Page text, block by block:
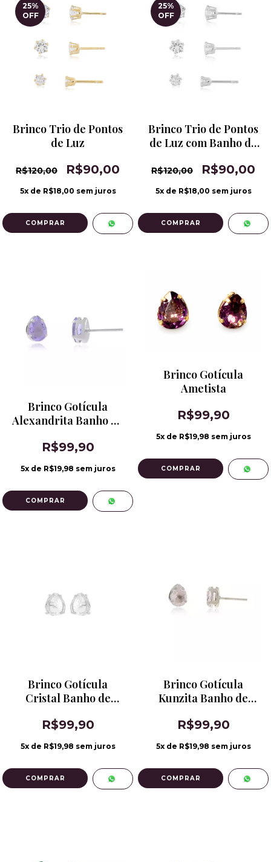
25%
OFF
Brinco Trio de Pontos
de Luz
R$120,00 R$90,00
5x de R$18,00 sem juros
25%
OFF
Brinco Trio de Pontos
de Luz com Banho de
R$120,00 R$90,00
5x de R$18,00 sem juros
Brinco Gotícula
Alexandrita Banho de
R$99,90
5x de R$19,98 sem juros
Brinco Gotícula
Ametista
R$99,90
5x de R$19,98 sem juros
Brinco Gotícula
Cristal Banho de
R$99,90
5x de R$19,98 sem juros
Brinco Gotícula
Kunzita Banho de
R$99,90
5x de R$19,98 sem juros